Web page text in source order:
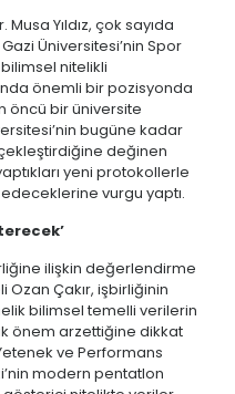
Yıldız, çok sayıda
Üniversitesi’nin Spor
nitelikli
önemli bir pozisyonda
öncü bir üniversite
bugüne kadar
değinen
yeni protokollerle
vurgu yaptı.
ilişkin değerlendirme
Ozan Çakır, işbirliğinin
bilimsel temelli verilerin
önem arzettiğine dikkat
ve Performans
modern pentatlon